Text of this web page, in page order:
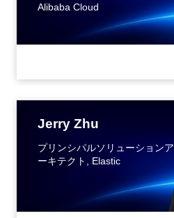
Alibaba Cloud
Jerry Zhu
プリンシパルソリューションア
ーキテクト, Elastic